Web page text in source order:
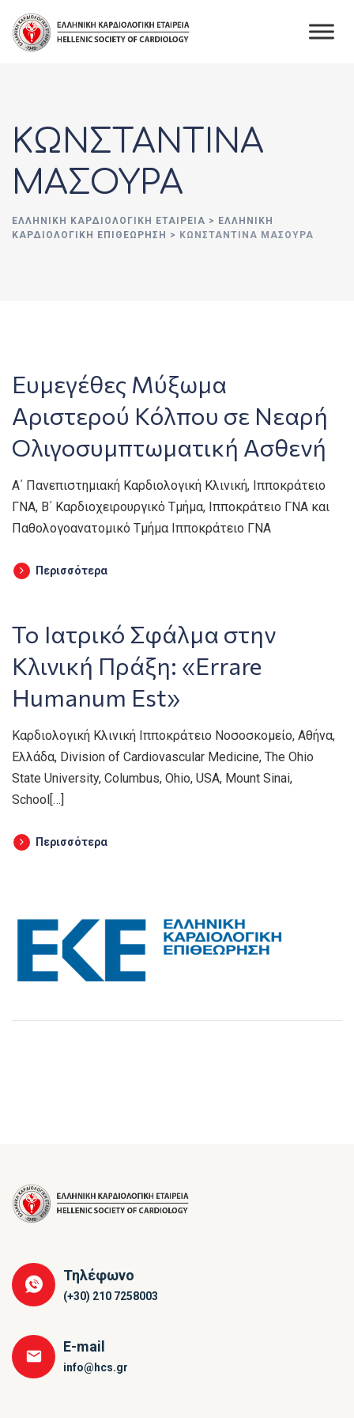
content
ΚΩΝΣΤΑΝΤΙΝΑ
ΜΑΣΟΥΡΑ
ΕΛΛΗΝΙΚΉ ΚΑΡΔΙΟΛΟΓΙΚΉ ΕΤΑΙΡΕΊΑ > ΕΛΛΗΝΙΚΗ
ΚΑΡΔΙΟΛΟΓΙΚΗ ΕΠΙΘΕΩΡΗΣΗ > ΚΩΝΣΤΑΝΤΙΝΑ ΜΑΣΟΥΡΑ
Ευμεγέθες Mύξωμα
Aριστερού Kόλπου σε Nεαρή
Oλιγοσυμπτωματική Aσθενή
Α΄ Πανεπιστημιακή Καρδιολογική Κλινική, Ιπποκράτειο
ΓΝΑ, Β΄ Καρδιοχειρουργικό Τμήμα, Ιπποκράτειο ΓΝΑ και
Παθολογοανατομικό Τμήμα Ιπποκράτειο ΓΝΑ
Περισσότερα
To Ιατρικό Σφάλμα στην
Κλινική Πράξη: «Errare
Humanum Est»
Καρδιολογική Κλινική Ιπποκράτειο Νοσοσκομείο, Αθήνα,
Ελλάδα, Division of Cardiovascular Medicine, The Ohio
State University, Columbus, Ohio, USA, Mount Sinai,
School[…]
Περισσότερα
Τηλέφωνο
(+30) 210 7258003
E-mail
info@hcs.gr